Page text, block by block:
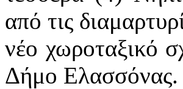
από τις
νέο χωροταξικό
Δήμο Ελασσόνας.